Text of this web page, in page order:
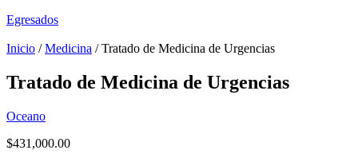
Egresados
Inicio /Medicina / Tratado de Medicina de Urgencias
Tratado de Medicina de Urgencias
Oceano
$431,000.00